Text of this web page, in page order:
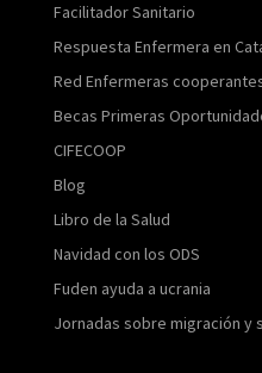
Facilitador Sanitario
Respuesta Enfermera en
Red Enfermeras
Becas Primeras
CIFECOOP
Blog
Libro de la Salud
Navidad con los ODS
Fuden ayuda a ucrania
Jornadas sobre migración y